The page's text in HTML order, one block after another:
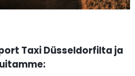
Taxi Düsseldorfilta ja